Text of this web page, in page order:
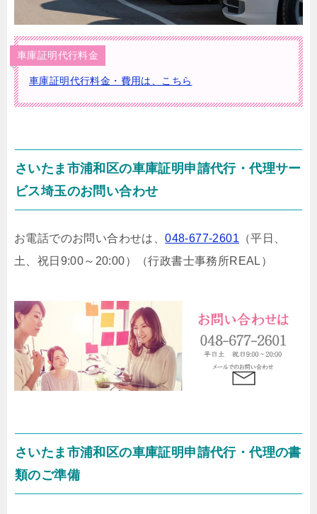
車庫証明代行料金
車庫証明代行料金・費用は、こちら
さいたま市浦和区の車庫証明申請代行・代理サー
ビス埼玉のお問い合わせ
お電話でのお問い合わせは、048-677-2601 （平日、
土、祝日9:00～20:00）
（行政書士事務所REAL）
さいたま市浦和区の車庫証明申請代行・代理の書
類のご準備